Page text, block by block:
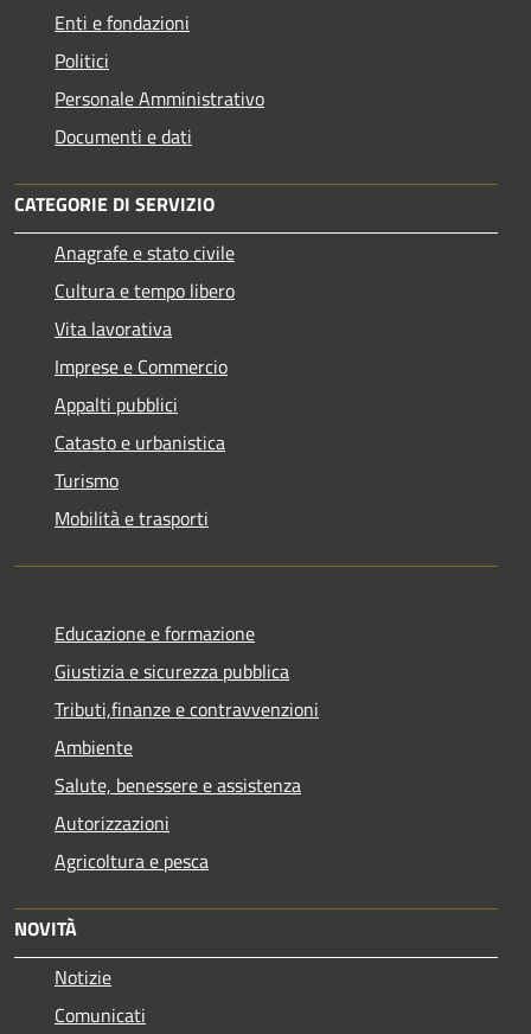
Enti e fondazioni
Politici
Personale Amministrativo
Documenti e dati
CATEGORIE DI SERVIZIO
Anagrafe e stato civile
Cultura e tempo libero
Vita lavorativa
Imprese e Commercio
Appalti pubblici
Catasto e urbanistica
Turismo
Mobilità e trasporti
Educazione e formazione
Giustizia e sicurezza pubblica
Tributi,finanze e contravvenzioni
Ambiente
Salute, benessere e assistenza
Autorizzazioni
Agricoltura e pesca
NOVITÀ
Notizie
Comunicati